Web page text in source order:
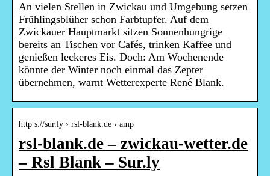
An vielen Stellen in Zwickau und Umgebung setzen
Frühlingsblüher schon Farbtupfer. Auf dem
Zwickauer Hauptmarkt sitzen Sonnenhungrige
bereits an Tischen vor Cafés, trinken Kaffee und
genießen leckeres Eis. Doch: Am Wochenende
könnte der Winter noch einmal das Zepter
übernehmen, warnt Wetterexperte René Blank.
http s://sur.ly › rsl-blank.de › amp
rsl-blank.de – zwickau-wetter.de
– Rsl Blank – Sur.ly